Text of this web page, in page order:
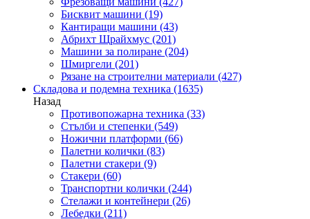
Бисквит машини (19)
Кантиращи машини (43)
Абрихт Щрайхмус (201)
Машини за полиране (204)
Шмиргели (201)
Рязане на строителни материали (427)
Складова и подемна техника (1635)
Назад
Противопожарна техника (33)
Стълби и степенки (549)
Ножични платформи (66)
Палетни колички (83)
Палетни стакери (9)
Стакери (60)
Транспортни колички (244)
Стелажи и контейнери (26)
Лебедки (211)